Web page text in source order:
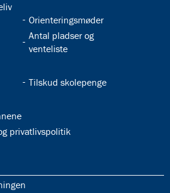
32.29:
Orienteringsmøder
32.31:
Antal pladser og
venteliste
32.34:
Tilskud skolepenge
privatlivspolitik